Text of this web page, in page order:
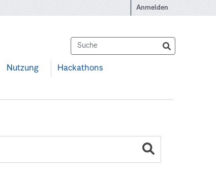
Anmelden
Nutzung Hackathons